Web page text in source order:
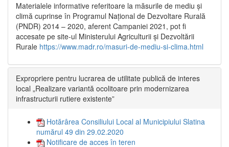
Materialele informative referitoare la măsurile de mediu și
climă cuprinse în Programul Național de Dezvoltare Rurală
(PNDR) 2014 – 2020, aferent Campaniei 2021, pot fi
accesate pe site-ul Ministerului Agriculturii și Dezvoltării
Rurale https://www.madr.ro/masuri-de-mediu-si-clima.html
Expropriere pentru lucrarea de utilitate publică de interes
local „Realizare variantă ocolitoare prin modernizarea
infrastructurii rutiere existente”
Hotărârea Consiliului Local al Municipiului Slatina
numărul 49 din 29.02.2020
Notificare de acces în teren